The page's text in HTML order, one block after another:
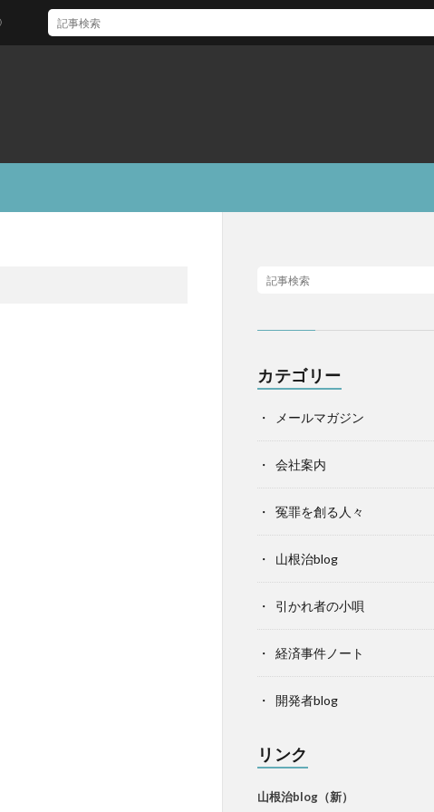
カテゴリー
メールマガジン
会社案内
冤罪を創る人々
山根治blog
引かれ者の小唄
経済事件ノート
開発者blog
リンク
山根治blog（新）